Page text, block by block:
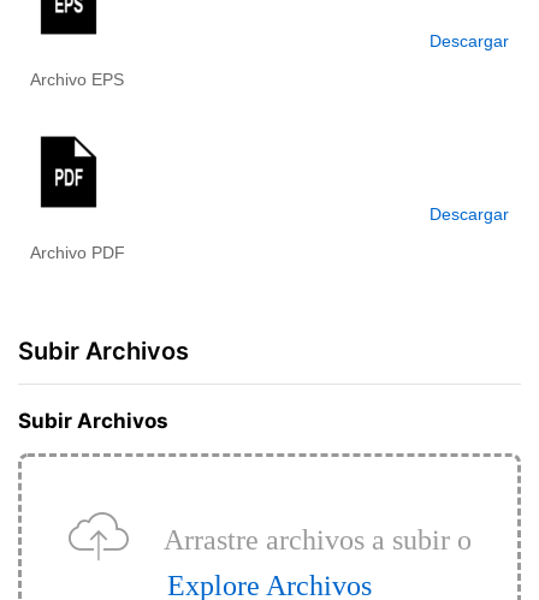
Archivo EPS
Descargar
Archivo PDF
Descargar
Subir Archivos
Subir Archivos
Arrastre archivos a subir o
Explore Archivos